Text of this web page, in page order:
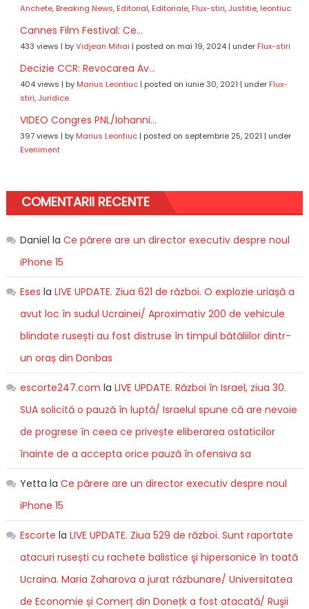
Anchete, Breaking News, Editorial, Editoriale, Flux-stiri,Justitie, leontiuc
Cannes Film Festival: Ce...
433 views | byVidjean Mihai | posted on mai 19, 2024| under Flux-stiri
Decizie CCR: Revocarea Av...
404 views | by Marius Leontiuc| posted on iunie 30, 2021 | under Flux-
stiri,Juridice
VIDEO Congres PNL/Iohanni...
397 views | by Marius Leontiuc| posted on septembrie 25, 2021 | under
Eveniment
COMENTARII RECENTE
Daniel la Ce părere are un director executiv despre noul
iPhone 15
Eses la LIVE UPDATE. Ziua 621 de război. O explozie uriașă a
avut loc în sudul Ucrainei/ Aproximativ 200 de vehicule
blindate rusești au fost distruse în timpul bătăliilor dintr-
un oraș din Donbas
escorte247.com la LIVE UPDATE. Război în Israel, ziua 30.
SUA solicită o pauză în luptă/ Israelul spune că are nevoie
de progrese în ceea ce privește eliberarea ostaticilor
înainte de a accepta orice pauză în ofensiva sa
Yetta la Ce părere are un director executiv despre noul
iPhone 15
Escorte la LIVE UPDATE. Ziua 529 de război. Sunt raportate
atacuri rusești cu rachete balistice şi hipersonice în toată
Ucraina. Maria Zaharova a jurat răzbunare/ Universitatea
de Economie și Comerț din Donețk a fost atacată/ Ruşii